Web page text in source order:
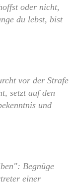
oder nicht,
du lebst, bist
vor der Strafe
setzt auf den
und
Begnüge
einer